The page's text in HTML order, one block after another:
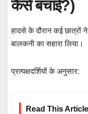
कैसे बचाई?)
हादसे के दौरान कई छात्रों
बालकनी का सहारा लिया।
प्रत्यक्षदर्शियों के अनुसार:
Read This